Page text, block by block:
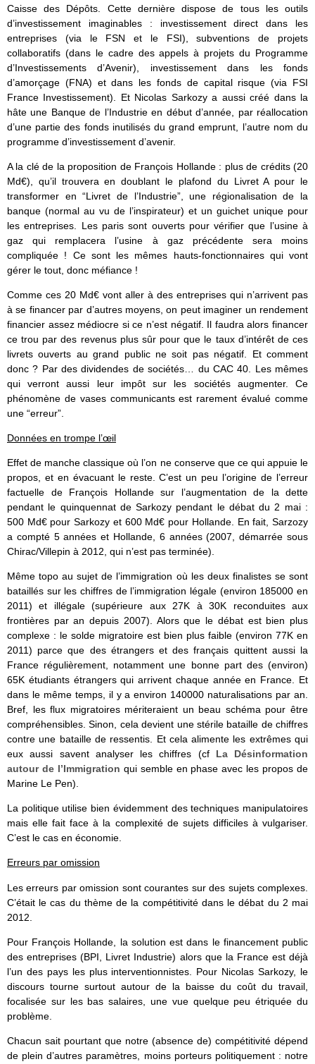
Caisse des Dépôts. Cette dernière dispose de tous les outils
d’investissement imaginables : investissement direct dans les
entreprises (via le FSN et le FSI), subventions de projets
collaboratifs (dans le cadre des appels à projets du Programme
d’Investissements d’Avenir), investissement dans les fonds
d’amorçage (FNA) et dans les fonds de capital risque (via FSI
France Investissement). Et Nicolas Sarkozy a aussi créé dans la
hâte une Banque de l’Industrie en début d’année, par réallocation
d’une partie des fonds inutilisés du grand emprunt, l’autre nom du
programme d’investissement d’avenir.
A la clé de la proposition de François Hollande : plus de crédits (20
Md€), qu’il trouvera en doublant le plafond du Livret A pour le
transformer en “Livret de l’Industrie”, une régionalisation de la
banque (normal au vu de l’inspirateur) et un guichet unique pour
les entreprises. Les paris sont ouverts pour vérifier que l’usine à
gaz qui remplacera l’usine à gaz précédente sera moins
compliquée ! Ce sont les mêmes hauts-fonctionnaires qui vont
gérer le tout, donc méfiance !
Comme ces 20 Md€ vont aller à des entreprises qui n’arrivent pas
à se financer par d’autres moyens, on peut imaginer un rendement
financier assez médiocre si ce n’est négatif. Il faudra alors financer
ce trou par des revenus plus sûr pour que le taux d’intérêt de ces
livrets ouverts au grand public ne soit pas négatif. Et comment
donc ? Par des dividendes de sociétés… du CAC 40. Les mêmes
qui verront aussi leur impôt sur les sociétés augmenter. Ce
phénomène de vases communicants est rarement évalué comme
une “erreur”.
Données en trompe l’œil
Effet de manche classique où l’on ne conserve que ce qui appuie le
propos, et en évacuant le reste. C’est un peu l’origine de l’erreur
factuelle de François Hollande sur l’augmentation de la dette
pendant le quinquennat de Sarkozy pendant le débat du 2 mai :
500 Md€ pour Sarkozy et 600 Md€ pour Hollande. En fait, Sarzozy
a compté 5 années et Hollande, 6 années (2007, démarrée sous
Chirac/Villepin à 2012, qui n’est pas terminée).
Même topo au sujet de l’immigration où les deux finalistes se sont
bataillés sur les chiffres de l’immigration légale (environ 185000 en
2011) et illégale (supérieure aux 27K à 30K reconduites aux
frontières par an depuis 2007). Alors que le débat est bien plus
complexe : le solde migratoire est bien plus faible (environ 77K en
2011) parce que des étrangers et des français quittent aussi la
France régulièrement, notamment une bonne part des (environ)
65K étudiants étrangers qui arrivent chaque année en France. Et
dans le même temps, il y a environ 140000 naturalisations par an.
Bref, les flux migratoires mériteraient un beau schéma pour être
compréhensibles. Sinon, cela devient une stérile bataille de chiffres
contre une bataille de ressentis. Et cela alimente les extrêmes qui
eux aussi savent analyser les chiffres (cf La Désinformation
autour de l’Immigration qui semble en phase avec les propos de
Marine Le Pen).
La politique utilise bien évidemment des techniques manipulatoires
mais elle fait face à la complexité de sujets difficiles à vulgariser.
C’est le cas en économie.
Erreurs par omission
Les erreurs par omission sont courantes sur des sujets complexes.
C’était le cas du thème de la compétitivité dans le débat du 2 mai
2012.
Pour François Hollande, la solution est dans le financement public
des entreprises (BPI, Livret Industrie) alors que la France est déjà
l’un des pays les plus interventionnistes. Pour Nicolas Sarkozy, le
discours tourne surtout autour de la baisse du coût du travail,
focalisée sur les bas salaires, une vue quelque peu étriquée du
problème.
Chacun sait pourtant que notre (absence de) compétitivité dépend
de plein d’autres paramètres, moins porteurs politiquement : notre